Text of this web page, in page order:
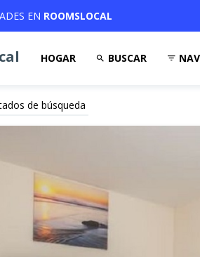
EN ROOMSLOCAL
HOGAR BUSCAR
de búsqueda